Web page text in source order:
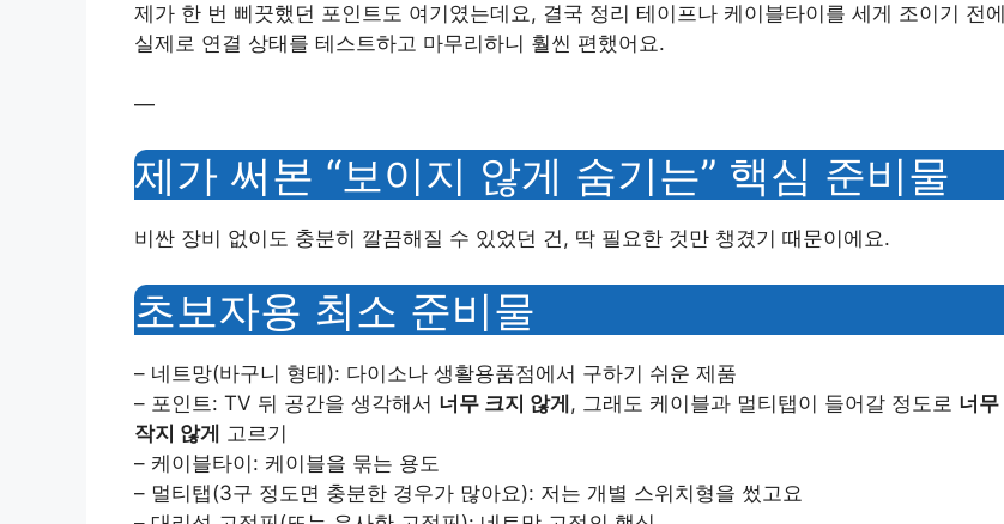
제가 한 번 삐끗했던 포인트도 여기였는데요, 결국 정리 테이프나 케이블타이를 세게 조이기 전에
실제로 연결 상태를 테스트하고 마무리하니 훨씬 편했어요.
—
제가 써본 “보이지 않게 숨기는” 핵심 준비물
비싼 장비 없이도 충분히 깔끔해질 수 있었던 건, 딱 필요한 것만 챙겼기 때문이에요.
초보자용 최소 준비물
– 네트망(바구니 형태): 다이소나 생활용품점에서 구하기 쉬운 제품
– 포인트: TV 뒤 공간을 생각해서 너무 크지 않게, 그래도 케이블과 멀티탭이 들어갈 정도로 너무
작지 않게 고르기
– 케이블타이: 케이블을 묶는 용도
– 멀티탭(3구 정도면 충분한 경우가 많아요): 저는 개별 스위치형을 썼고요